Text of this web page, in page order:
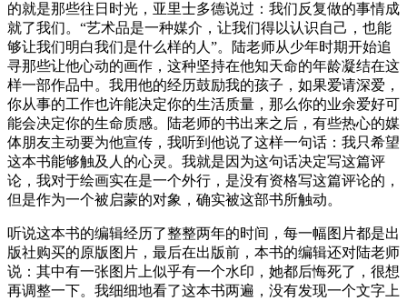
的就是那些往日时光，亚里士多德说过：我们反复做的事情成
就了我们。“艺术品是一种媒介，让我们得以认识自己，也能
够让我们明白我们是什么样的人”。陆老师从少年时期开始追
寻那些让他心动的画作，这种坚持在他知天命的年龄凝结在这
样一部作品中。我用他的经历鼓励我的孩子，如果爱请深爱，
你从事的工作也许能决定你的生活质量，那么你的业余爱好可
能会决定你的生命质感。陆老师的书出来之后，有些热心的媒
体朋友主动要为他宣传，我听到他说了这样一句话：我只希望
这本书能够触及人的心灵。我就是因为这句话决定写这篇评
论，我对于绘画实在是一个外行，是没有资格写这篇评论的，
但是作为一个被启蒙的对象，确实被这部书所触动。
听说这本书的编辑经历了整整两年的时间，每一幅图片都是出
版社购买的原版图片，最后在出版前，本书的编辑还对陆老师
说：其中有一张图片上似乎有一个水印，她都后悔死了，很想
再调整一下。我细细地看了这本书两遍，没有发现一个文字上